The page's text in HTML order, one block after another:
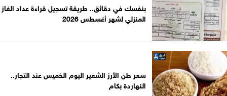
بنفسك في دقائق.. طريقة تسجيل قراءة عداد الغاز
المنزلي لشهر أغسطس 2026
سعر طن الأرز الشعير اليوم الخميس عند التجار..
النهاردة بكام